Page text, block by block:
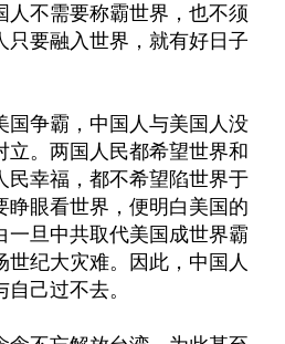
人不需要称霸世界，也不须
只要融入世界，就有好日子
国争霸，中国人与美国人没
立。两国人民都希望世界和
民幸福，都不希望陷世界于
睁眼看世界，便明白美国的
一旦中共取代美国成世界霸
世纪大灾难。因此，中国人
己过不去。